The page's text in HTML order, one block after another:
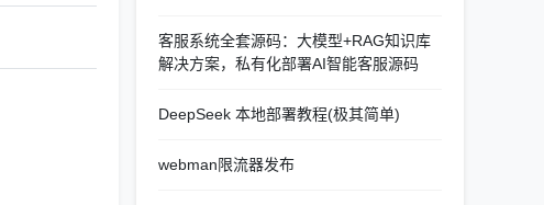
客服系统全套源码：大模型+RAG知识库
解决方案，私有化部署AI智能客服源码
DeepSeek 本地部署教程(极其简单)
webman限流器发布